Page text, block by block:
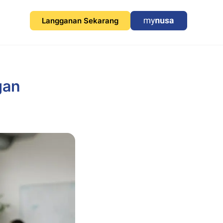
Langganan Sekarang